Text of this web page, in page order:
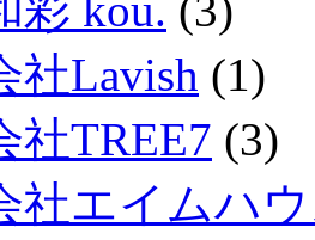
社Lavish (1)
社TREE7 (3)
社エイムハ